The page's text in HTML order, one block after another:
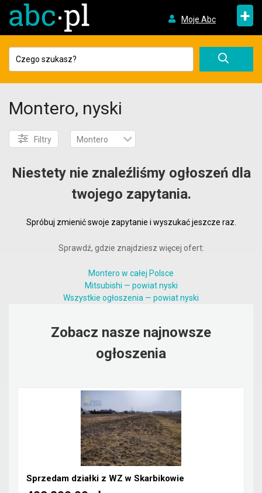
Moje Abc +
Montero, nyski
Filtry Montero
Niestety nie znaleźliśmy ogłoszeń dla
twojego zapytania.
Spróbuj zmienić swoje zapytanie i wyszukać jeszcze raz.
Sprawdź, gdzie znajdziesz więcej ofert:
Montero w całej Polsce
Mitsubishi — powiat nyski
Wszystkie ogłoszenia — powiat nyski
Zobacz nasze najnowsze
ogłoszenia
Sprzedam działki z WZ w Skarbikowie